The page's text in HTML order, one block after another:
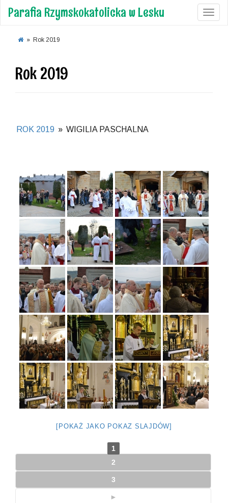
Parafia Rzymskokatolicka w Lesku
» Rok 2019
Rok 2019
ROK 2019 » WIGILIA PASCHALNA
[POKAŻ JAKO POKAZ SLAJDÓW]
1
2
3
►